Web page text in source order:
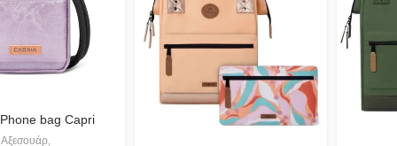
bag Capri